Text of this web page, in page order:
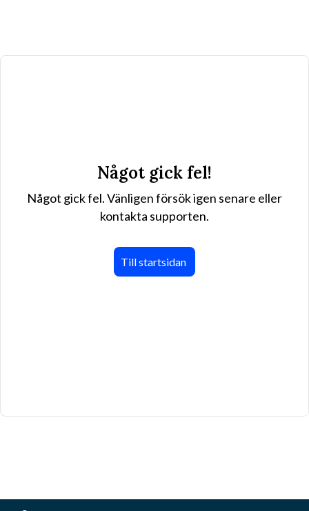
Något gick fel!
Något gick fel. Vänligen försök igen senare eller
kontakta supporten.
Till startsidan